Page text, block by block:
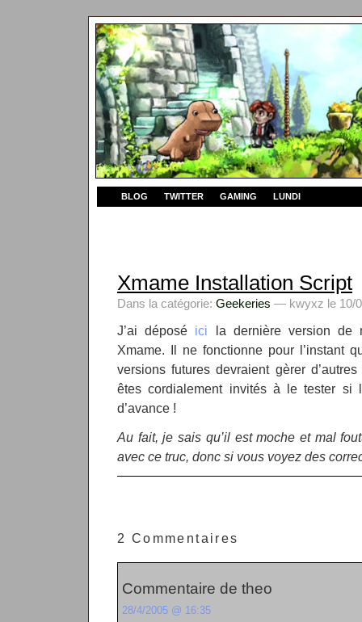
BLOG TWITTER GAMING LUNDI
Xmame Installation Script
Dans la catégorie: Geekeries — kwyxz le 10/
J’ai déposé ici la dernière version de
Xmame. Il ne fonctionne pour l’instant
versions futures devraient gèrer
êtes cordialement invités à le tester si
d’avance !
Au fait, je sais qu’il est moche et mal
avec ce truc, donc si vous voyez des
2 Commentaires
Commentaire de theo
28/4/2005 @ 16:35